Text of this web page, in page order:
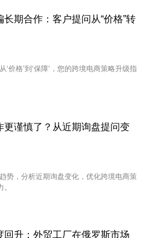
期合作：客户提问从“价格”转
价格’到‘保障’，您的跨境电商策略升级指
更谨慎了？从近期询盘提问变
势，分析近期询盘变化，优化跨境电商策
回升：外贸工厂在俄罗斯市场